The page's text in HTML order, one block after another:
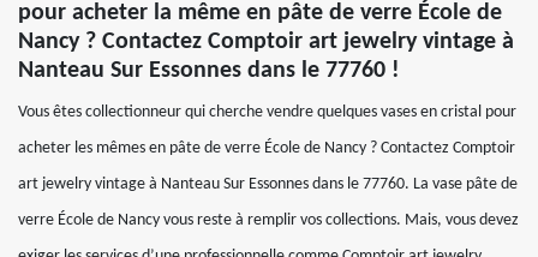
pour acheter la même en pâte de verre École de
Nancy ? Contactez Comptoir art jewelry vintage à
Nanteau Sur Essonnes dans le 77760 !
Vous êtes collectionneur qui cherche vendre quelques vases en cristal pour
acheter les mêmes en pâte de verre École de Nancy ? Contactez Comptoir
art jewelry vintage à Nanteau Sur Essonnes dans le 77760. La vase pâte de
verre École de Nancy vous reste à remplir vos collections. Mais, vous devez